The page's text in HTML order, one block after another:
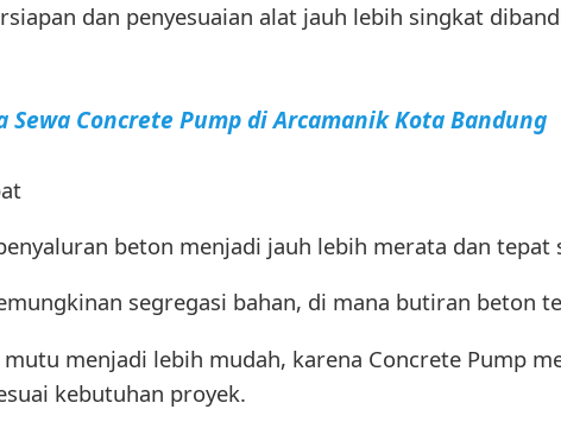
dan penyesuaian alat jauh lebih singkat
Sewa Concrete Pump di Arcamanik Kota Bandung
beton menjadi jauh lebih merata dan tepat
segregasi bahan, di mana butiran beton
menjadi lebih mudah, karena Concrete Pump
kebutuhan proyek.